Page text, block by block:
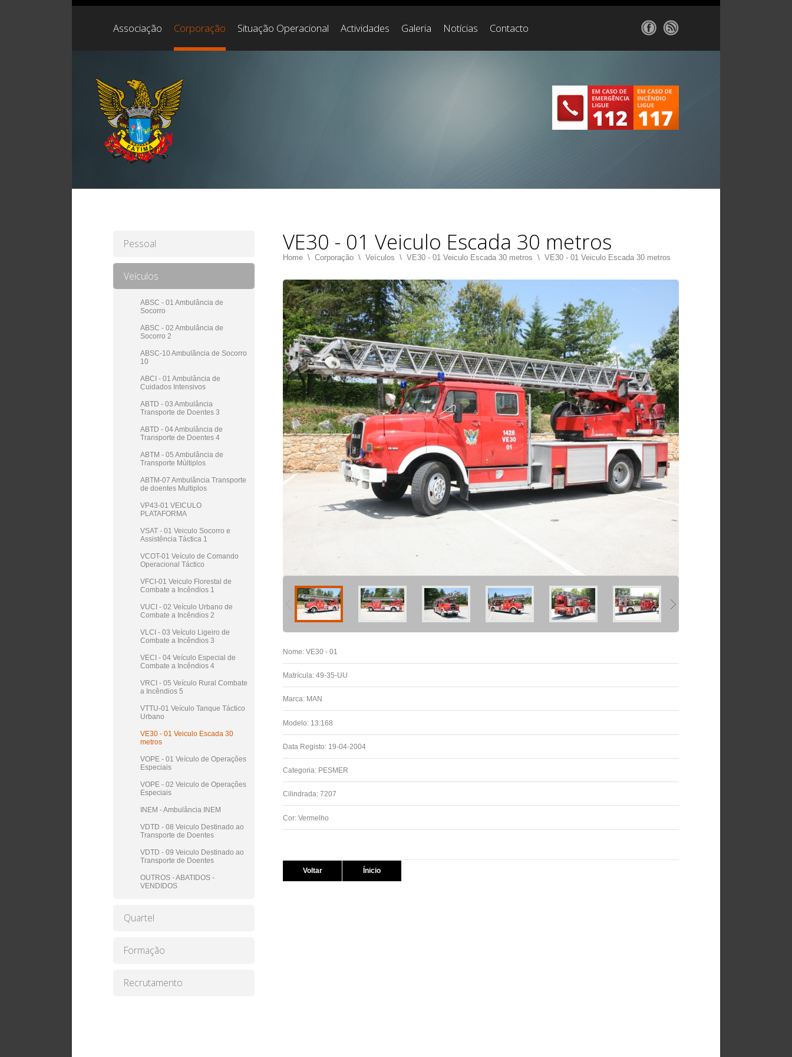
Associação Corporação Situação Operacional Actividades Galeria Notícias Contacto
Pessoal
Veículos
ABSC - 01 Ambulância de
Socorro
ABSC - 02 Ambulância de
Socorro 2
ABSC-10 Ambulãncia de Socorro
10
ABCI - 01 Ambulância de
Cuidados Intensivos
ABTD - 03 Ambulância
Transporte de Doentes 3
ABTD - 04 Ambulância de
Transporte de Doentes 4
ABTM - 05 Ambulância de
Transporte Múltiplos
ABTM-07 Ambulância Transporte
de doentes Multiplos
VP43-01 VEICULO
PLATAFORMA
VSAT - 01 Veiculo Socorro e
Assistência Táctica 1
VCOT-01 Veículo de Comando
Operacional Táctico
VFCI-01 Veiculo Florestal de
Combate a Incêndios 1
VUCI - 02 Veículo Urbano de
Combate a Incêndios 2
VLCI - 03 Veículo Ligeiro de
Combate a Incêndios 3
VECI - 04 Veículo Especial de
Combate a Incêndios 4
VRCI - 05 Veículo Rural Combate
a Incêndios 5
VTTU-01 Veículo Tanque Táctico
Urbano
VE30 - 01 Veiculo Escada 30
metros
VOPE - 01 Veículo de Operações
Especiais
VOPE - 02 Veiculo de Operações
Especiais
INEM - Ambulância INEM
VDTD - 08 Veiculo Destinado ao
Transporte de Doentes
VDTD - 09 Veiculo Destinado ao
Transporte de Doentes
OUTROS - ABATIDOS -
VENDIDOS
Quartel
Formação
Recrutamento
VE30 - 01 Veiculo Escada 30 metros
Home \ Corporação \ Veículos \ VE30 - 01 Veiculo Escada 30 metros \ VE30 - 01 Veiculo Escada 30 metros
Nome: VE30 - 01
Matrícula: 49-35-UU
Marca: MAN
Modelo: 13.168
Data Registo: 19-04-2004
Categoria: PESMER
Cilindrada: 7207
Cor: Vermelho
Voltar Ínicio